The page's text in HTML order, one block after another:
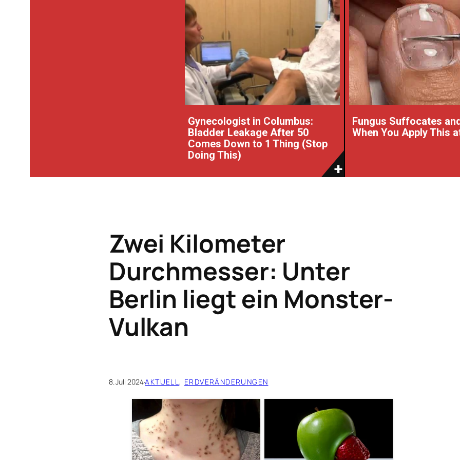
Gynecologist in Columbus:
Bladder Leakage After 50
Comes Down to 1 Thing (Stop
Doing This)
Fungus Suffocates
When You Apply This
Zwei Kilometer
Durchmesser: Unter
Berlin liegt ein Monster-
Vulkan
8. Juli 2024·AKTUELL, ERDVERÄNDERUNGEN